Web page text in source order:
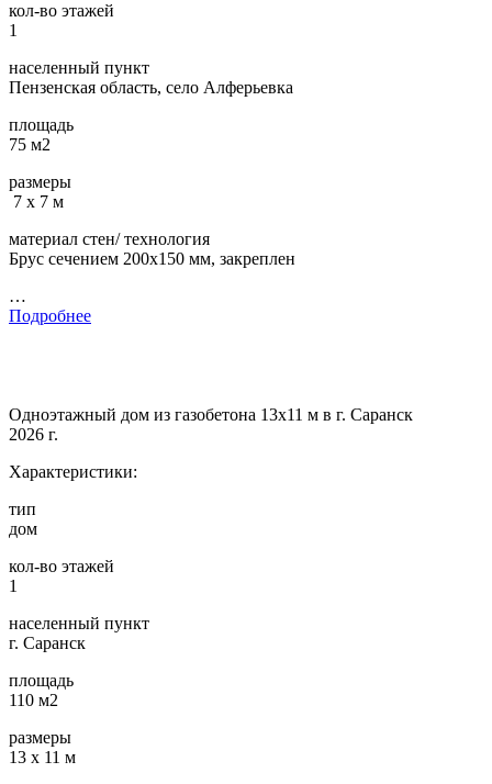
кол-во этажей
1
населенный пункт
Пензенская область, село Алферьевка
площадь
75 м2
размеры
7 х 7 м
материал стен/ технология
Брус сечением 200х150 мм, закреплен
…
Подробнее
Одноэтажный дом из газобетона 13х11 м в г. Саранск
2026 г.
Характеристики:
тип
дом
кол-во этажей
1
населенный пункт
г. Саранск
площадь
110 м2
размеры
13 х 11 м